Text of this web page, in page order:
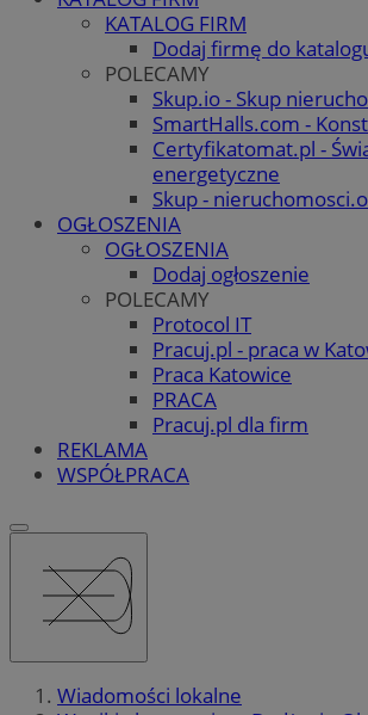
KATALOG FIRM
Dodaj firmę do
POLECAMY
Skup.io - Skup
SmartHalls.com -
Certyfikatomat.pl -
energetyczne
Skup -
OGŁOSZENIA
OGŁOSZENIA
Dodaj ogłoszenie
POLECAMY
Protocol IT
Pracuj.pl - praca w
Praca Katowice
PRACA
Pracuj.pl dla firm
REKLAMA
WSPÓŁPRACA
Wiadomości lokalne